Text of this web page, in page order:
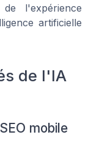
l'expérience
artificielle
de l'IA
mobile